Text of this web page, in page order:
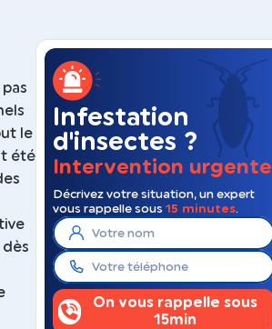
le
été
Infestation
d'insectes ?
Intervention urgente
Décrivez votre situation, un expert
vous rappelle sous 15 minutes.
On vous rappelle sous
15min